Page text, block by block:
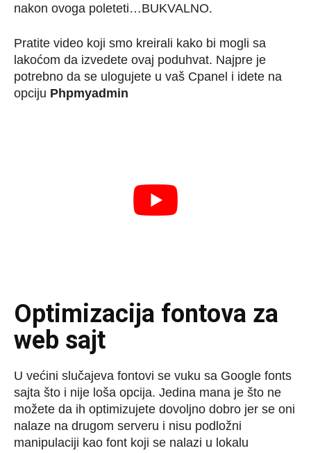
nakon ovoga poleteti…BUKVALNO.
Pratite video koji smo kreirali kako bi mogli sa
lakoćom da izvedete ovaj poduhvat. Najpre je
potrebno da se ulogujete u vaš Cpanel i idete na
opciju Phpmyadmin
Optimizacija fontova za
web sajt
U većini slučajeva fontovi se vuku sa Google fonts
sajta što i nije loša opcija. Jedina mana je što ne
možete da ih optimizujete dovoljno dobro jer se oni
nalaze na drugom serveru i nisu podložni
manipulaciji kao font koji se nalazi u lokalu